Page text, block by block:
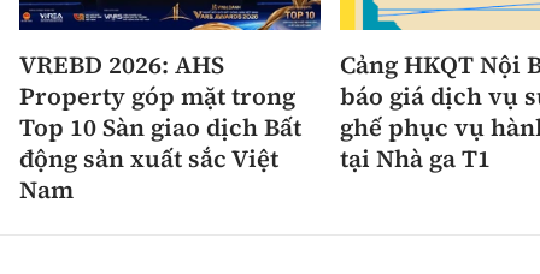
VREBD 2026: AHS
Property góp mặt trong
Top 10 Sàn giao dịch Bất
động sản xuất sắc Việt
Nam
Cảng HKQT Nội
báo giá dịch vụ
ghế phục vụ
tại Nhà ga T1